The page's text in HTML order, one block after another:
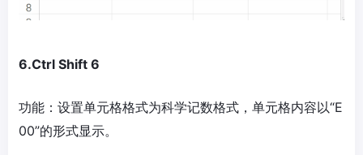
6.Ctrl Shift 6
功能：设置单元格格式为科学记数格式，单元格内容以“E
00”的形式显示。